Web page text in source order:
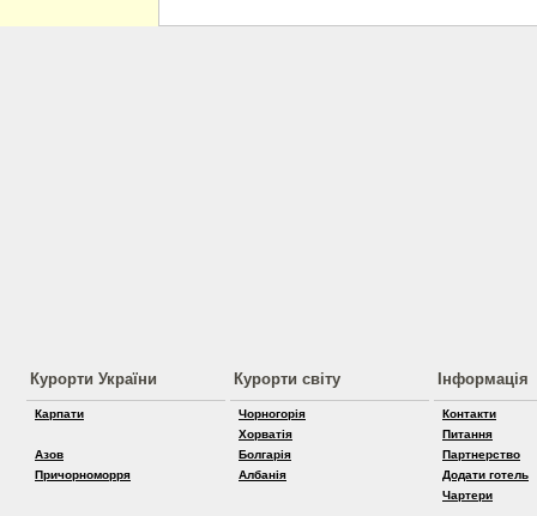
Курорти України
Карпати
Азов
Причорноморря
Курорти світу
Чорногорія
Хорватія
Болгарія
Албанія
Інформація
Контакти
Питання
Партнерство
Додати готель
Чартери